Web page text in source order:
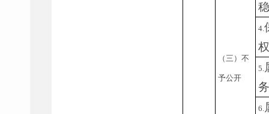
（三）不
予公开
4.
5.
6.